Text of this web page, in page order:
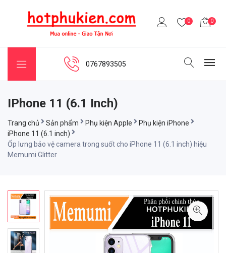
0 0
0767893505
IPhone 11 (6.1 Inch)
Trang chủ Sản phẩm Phụ kiện Apple
Phụ kiện iPhone
iPhone 11 (6.1 inch)
Ốp lưng bảo vệ camera trong suốt cho iPhone 11 (6.1 inch) hiệu
Memumi Glitter